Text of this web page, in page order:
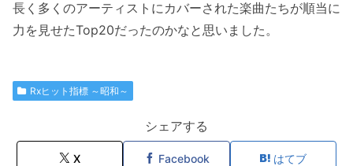
長く多くのアーティストにカバーされた楽曲たちが順当に
力を見せたTop20だったのかなと思いました。
Rxヒット指標 ～昭和～
シェアする
X Facebook はてブ